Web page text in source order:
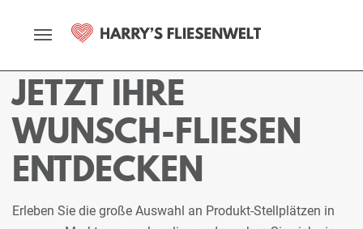
JETZT IHRE
WUNSCH-FLIESEN
ENTDECKEN
Erleben Sie die große Auswahl an Produkt-Stellplätzen in